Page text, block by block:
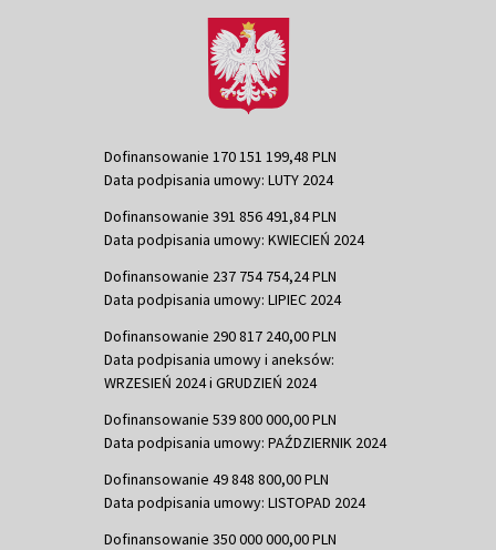
Dofinansowanie 170 151 199,48 PLN
Data podpisania umowy: LUTY 2024
Dofinansowanie 391 856 491,84 PLN
Data podpisania umowy: KWIECIEŃ 2024
Dofinansowanie 237 754 754,24 PLN
Data podpisania umowy: LIPIEC 2024
Dofinansowanie 290 817 240,00 PLN
Data podpisania umowy i aneksów:
WRZESIEŃ 2024 i GRUDZIEŃ 2024
Dofinansowanie 539 800 000,00 PLN
Data podpisania umowy: PAŹDZIERNIK 2024
Dofinansowanie 49 848 800,00 PLN
Data podpisania umowy: LISTOPAD 2024
Dofinansowanie 350 000 000,00 PLN